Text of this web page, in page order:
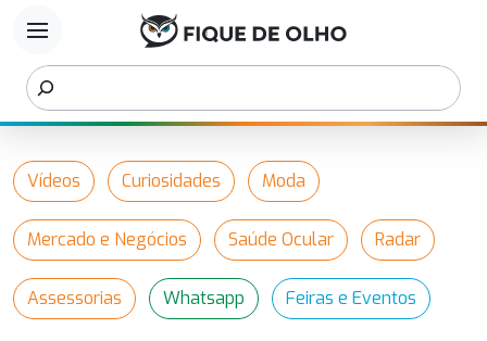
menu
Vídeos Curiosidades Moda
Mercado e Negócios Saúde Ocular Radar
Assessorias Whatsapp Feiras e Eventos